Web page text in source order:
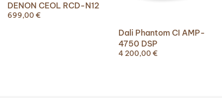
DENON CEOL RCD-N12
699,00 €
Dali Phantom CI AMP-
4750 DSP
4 200,00 €